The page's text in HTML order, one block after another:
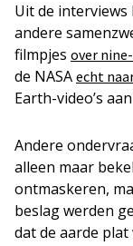
Uit de interviews
andere
filmpjes over
de NASA echt
Earth-video’s
Andere
alleen maar
ontmaskeren,
beslag werden
dat de aarde plat